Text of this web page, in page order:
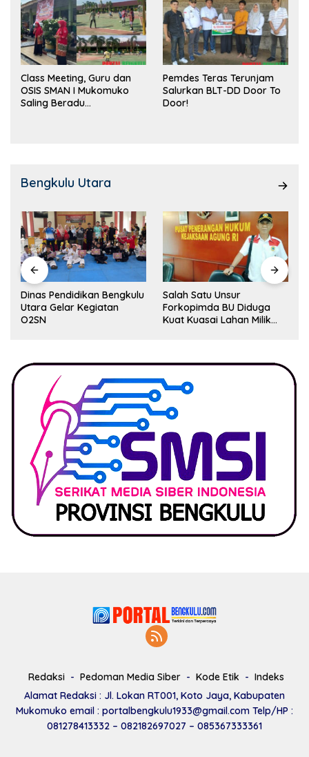
Class Meeting, Guru dan
OSIS SMAN I Mukomuko
Saling Beradu
Pemdes Teras Terunjam
Salurkan BLT-DD Door To
Door!
Bengkulu Utara
Dinas Pendidikan Bengkulu
Utara Gelar Kegiatan
O2SN
Salah Satu Unsur
Forkopimda BU Diduga
Kuat Kuasai Lahan Milik
Redaksi Pedoman Media Siber Kode Etik
Indeks
Alamat Redaksi : Jl. Lokan RT001, Koto Jaya, Kabupaten
Mukomuko email : portalbengkulu1933@gmail.com Telp/HP :
081278413332 – 082182697027 – 085367333361